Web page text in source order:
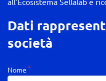
all’Ecosistema Sellalab e
Dati
società
Nome *